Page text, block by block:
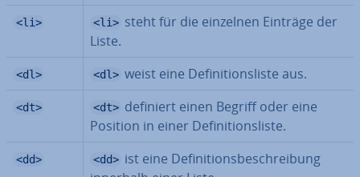
<li> <li> steht für die einzelnen Einträge der
Liste.
<dl> <dl> weist eine De­fi­ni­ti­ons­lis­te aus.
<dt> <dt> definiert einen Begriff oder eine
Position in einer De­fi­ni­ti­ons­lis­te.
<dd> <dd> ist eine De­fi­ni­ti­ons­be­schrei­bung